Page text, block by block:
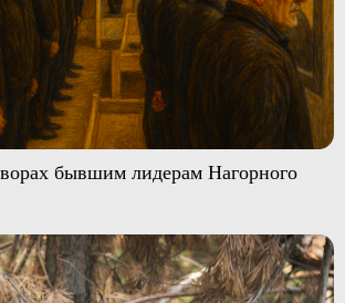
бывшим лидерам Нагорного